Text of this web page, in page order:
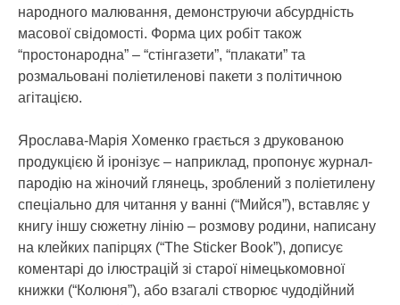
народного малювання, демонструючи абсурдність
масової свідомості. Форма цих робіт також
“простонародна” – “стінгазети”, “плакати” та
розмальовані поліетиленові пакети з політичною
агітацією.
Ярослава-Марія Хоменко грається з друкованою
продукцією й іронізує – наприклад, пропонує журнал-
пародію на жіночий глянець, зроблений з поліетилену
спеціально для читання у ванні (“Мийся”), вставляє у
книгу іншу сюжетну лінію – розмову родини, написану
на клейких папірцях (“Thе Sticker Book”), дописує
коментарі до ілюстрацій зі старої німецькомовної
книжки (“Колюня”), або взагалі створює чудодійний